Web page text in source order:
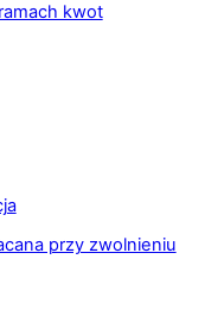
kwot
przy zwolnieniu